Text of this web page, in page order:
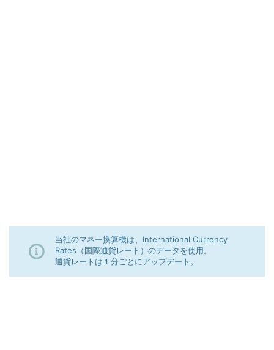
当社のマネー換算機は、International Currency
Rates（国際通貨レート）のデータを使用。
通貨レートは１分ごとにアップデート。